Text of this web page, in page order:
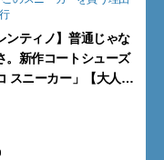
ンティノ】普通じゃな
。新作コートシューズ
スニーカー」【大人が